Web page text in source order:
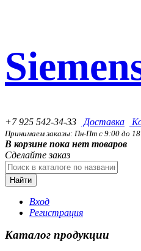
+7 925 542-34-33 Доставка
Принимаем заказы: Пн-Пт с 9:00 до
В корзине пока нет товаров
Сделайте заказ
Найти
Вход
Регистрация
Каталог продукции